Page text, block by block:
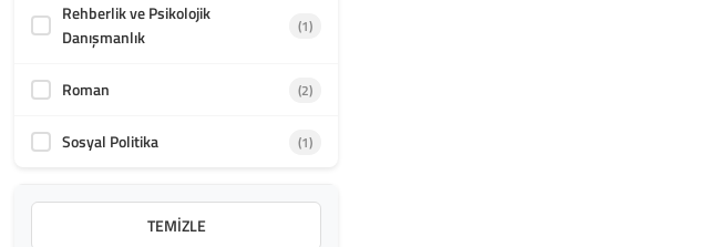
Rehberlik ve Psikolojik
Danışmanlık
(1)
Roman (2)
Sosyal Politika (1)
TEMIZLE